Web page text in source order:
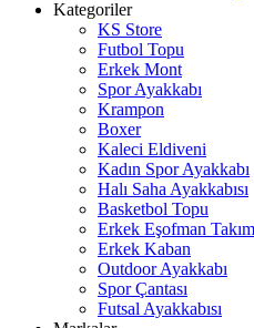
Kategoriler
KS Store
Futbol Topu
Erkek Mont
Spor Ayakkabı
Krampon
Boxer
Kaleci Eldiveni
Kadın Spor Ayakkabı
Halı Saha Ayakkabısı
Basketbol Topu
Erkek Eşofman
Erkek Kaban
Outdoor Ayakkabı
Spor Çantası
Futsal Ayakkabısı